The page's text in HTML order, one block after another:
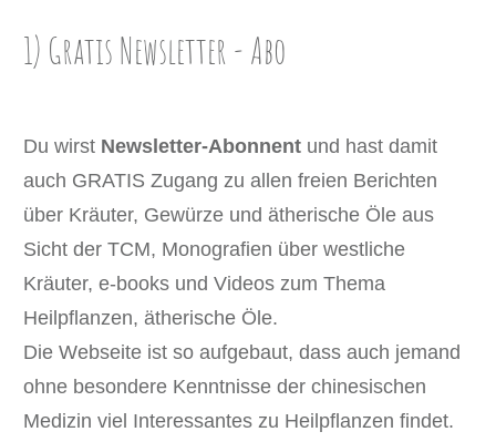
1) Gratis Newsletter ​- Abo
Du wirst Newsletter-Abonnent und hast damit
auch GRATIS Zugang zu allen freien Berichten
über Kräuter, Gewürze und ätherische Öle aus
Sicht der TCM, Monografien über westliche
Kräuter, e-books und Videos zum Thema
Heilpflanzen, ätherische Öle.
Die Webseite ist so aufgebaut, dass auch jemand
ohne besondere Kenntnisse der chinesischen
Medizin viel Interessantes zu Heilpflanzen findet.